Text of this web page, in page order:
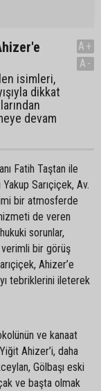
isimleri,
dikkat
devam
A+
A-
Fatih Taştan ile
Sarıçiçek, Av.
bir atmosferde
de veren
sorunlar,
bir görüş
Ahizer’e
tebriklerini ileterek
ve kanaat
Ahizer’i, daha
Gölbaşı eski
ve başta olmak